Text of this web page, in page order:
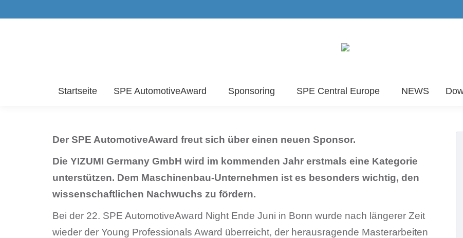
Startseite SPE AutomotiveAward Sponsoring SPE Central Europe NEWS
Der SPE AutomotiveAward freut sich über einen neuen Sponsor.
Die YIZUMI Germany GmbH wird im kommenden Jahr erstmals eine Kategorie
unterstützen. Dem Maschinenbau-Unternehmen ist es besonders wichtig, den
wissenschaftlichen Nachwuchs zu fördern.
Bei der 22. SPE AutomotiveAward Night Ende Juni in Bonn wurde nach längerer Zeit
wieder der Young Professionals Award überreicht, der herausragende Masterarbeiten